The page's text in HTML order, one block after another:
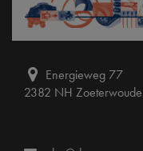
Energieweg 77
2382 NH Zoeterwoude